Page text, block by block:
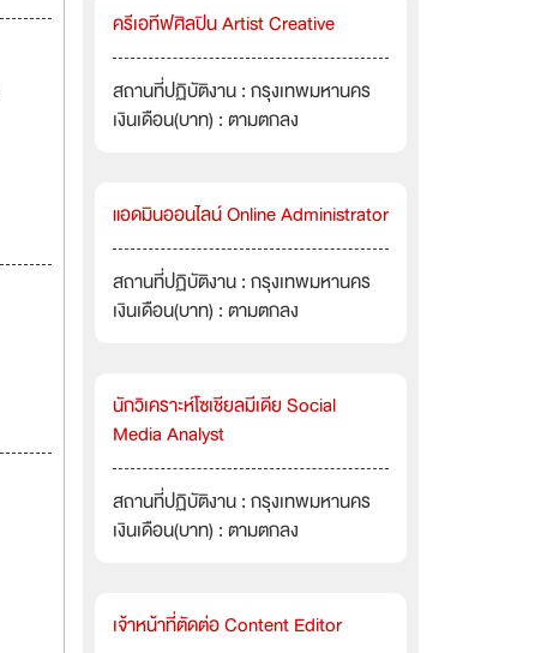
ครีเอทีฟศิลปิน Artist Creative
สถานที่ปฏิบัติงาน : กรุงเทพมหานคร
เงินเดือน(บาท) : ตามตกลง
แอดมินออนไลน์ Online Administrator
สถานที่ปฏิบัติงาน : กรุงเทพมหานคร
เงินเดือน(บาท) : ตามตกลง
นักวิเคราะห์โซเชียลมีเดีย Social
Media Analyst
สถานที่ปฏิบัติงาน : กรุงเทพมหานคร
เงินเดือน(บาท) : ตามตกลง
เจ้าหน้าที่ตัดต่อ Content Editor